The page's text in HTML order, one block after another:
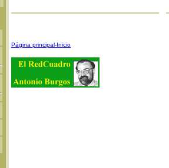
Página principal-Inicio